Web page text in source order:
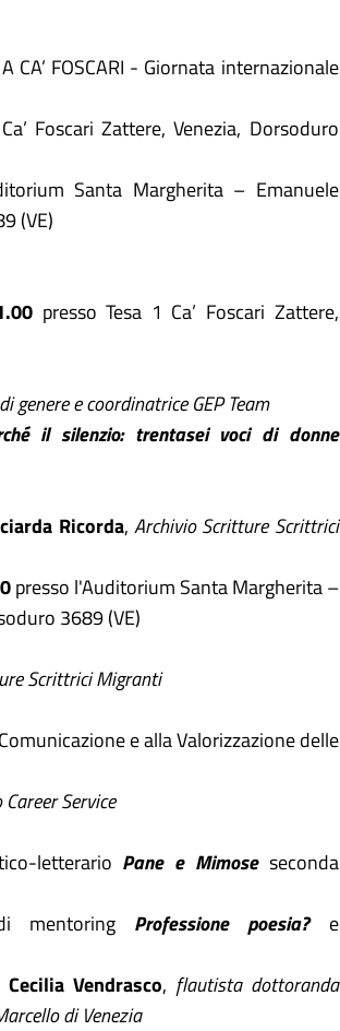
CA’ FOSCARI - Giornata internazionale
Foscari Zattere, Venezia, Dorsoduro
Santa Margherita – Emanuele
(VE)
presso Tesa 1 Ca’ Foscari Zattere,
genere e coordinatrice GEP Team
il silenzio: trentasei voci di donne
Ricorda, Archivio Scritture Scrittrici
presso l'Auditorium Santa Margherita –
3689 (VE)
Scrittrici Migranti
e alla Valorizzazione delle
Service
letterario Pane e Mimoseseconda
mentoring Professione poesia?e
Cecilia Vendrasco, flautista dottoranda
di Venezia